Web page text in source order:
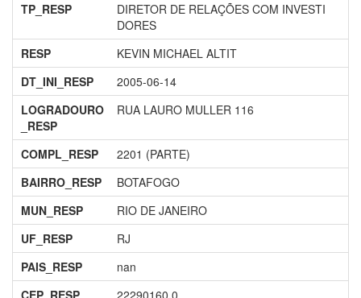
TP_RESP
DIRETOR DE RELAÇÕES COM INVESTI
DORES
RESP
KEVIN MICHAEL ALTIT
DT_INI_RESP
2005-06-14
LOGRADOURO
_RESP
RUA LAURO MULLER 116
COMPL_RESP
2201 (PARTE)
BAIRRO_RESP
BOTAFOGO
MUN_RESP
RIO DE JANEIRO
UF_RESP
RJ
PAIS_RESP
nan
CEP_RESP
22290160.0